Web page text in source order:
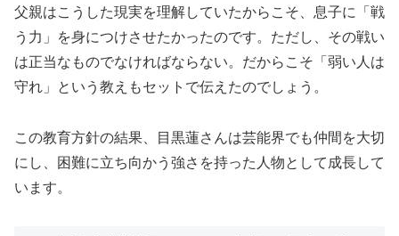
父親はこうした現実を理解していたからこそ、息子に「戦
う力」を身につけさせたかったのです。ただし、その戦い
は正当なものでなければならない。だからこそ「弱い人は
守れ」という教えもセットで伝えたのでしょう。
この教育方針の結果、目黒蓮さんは芸能界でも仲間を大切
にし、困難に立ち向かう強さを持った人物として成長して
います。